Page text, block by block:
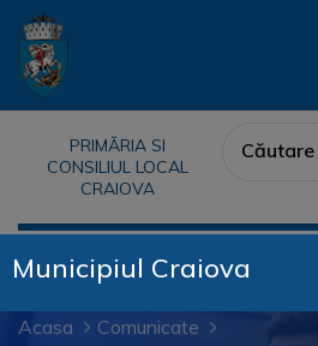
PRIMĂRIA SI
CONSILIUL LOCAL
CRAIOVA
Acasa
Comunicate